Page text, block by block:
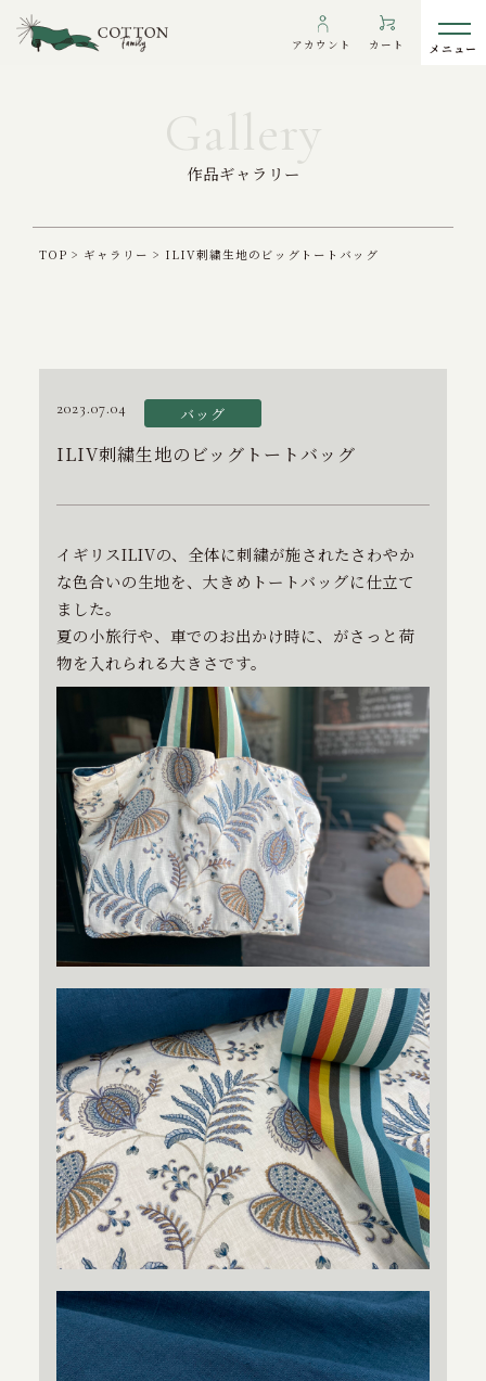
アカウント カート
ご利用ガイド
プライバシーポリシー
お問い合わせ
作品ギャラリー
TOP > ギャラリー > ILIV刺繍生地のビッグトートバッグ
2023.07.04 バッグ
ILIV刺繍生地のビッグトートバッグ
イギリスILIVの、全体に刺繍が施されたさわやか
な色合いの生地を、大きめトートバッグに仕立て
ました。
夏の小旅行や、車でのお出かけ時に、がさっと荷
物を入れられる大きさです。